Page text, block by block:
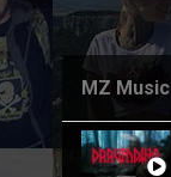
MZ Music